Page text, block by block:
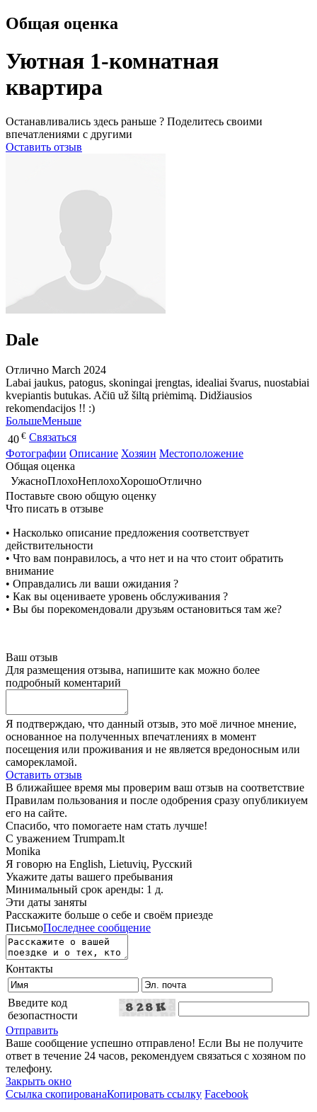
Общая оценка
Уютная 1-комнатная
квартира
Останавливались здесь раньше ? Поделитесь своими
впечатлениями с другими
Оставить отзыв
Dale
Отлично March 2024
Labai jaukus, patogus, skoningai įrengtas, idealiai švarus, nuostabiai
kvepiantis butukas. Ačiū už šiltą priėmimą. Didžiausios
rekomendacijos !! :)
БольшеМеньше
40 € Связаться
Фотографии Описание Хозяин Местоположение
Общая оценка
УжасноПлохоНеплохоХорошоОтлично
Поставьте свою общую оценку
Что писать в отзыве
• Насколько описание предложения соответствует
действительности
• Что вам понравилось, а что нет и на что стоит обратить
внимание
• Оправдались ли ваши ожидания ?
• Как вы оцениваете уровень обслуживания ?
• Вы бы порекомендовали друзьям остановиться там же?
Ваш отзыв
Для размещения отзыва, напишите как можно более
подробный коментарий
Я подтверждаю, что данный отзыв, это моё личное мнение,
основанное на полученных впечатлениях в момент
посещения или проживания и не является вредоносным или
саморекламой.
Оставить отзыв
В ближайшее время мы проверим ваш отзыв на соответствие
Правилам пользования и после одобрения сразу опубликиуем
его на сайте.
Спасибо, что помогаете нам стать лучше!
С уважением Trumpam.lt
Monika
Я говорю на English, Lietuvių, Русский
Укажите даты вашего пребывания
Минимальный срок аренды: 1 д.
Эти даты заняты
Расскажите больше о себе и своём приезде
ПисьмоПоследнее сообщение
Контакты
Введите код
безопастности
Отправить
Ваше сообщение успешно отправлено! Если Вы не получите
ответ в течение 24 часов, рекомендуем связаться с хозяном по
телефону.
Закрыть окно
Ссылка скопированаКопировать ссылку Facebook